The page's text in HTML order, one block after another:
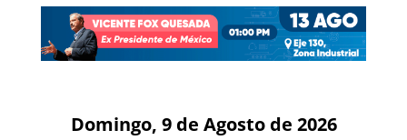
Domingo, 9 de Agosto de 2026